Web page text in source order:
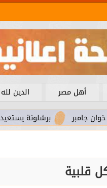
أهل مصر الدين لله
برشلونة يستعيد سلاحا